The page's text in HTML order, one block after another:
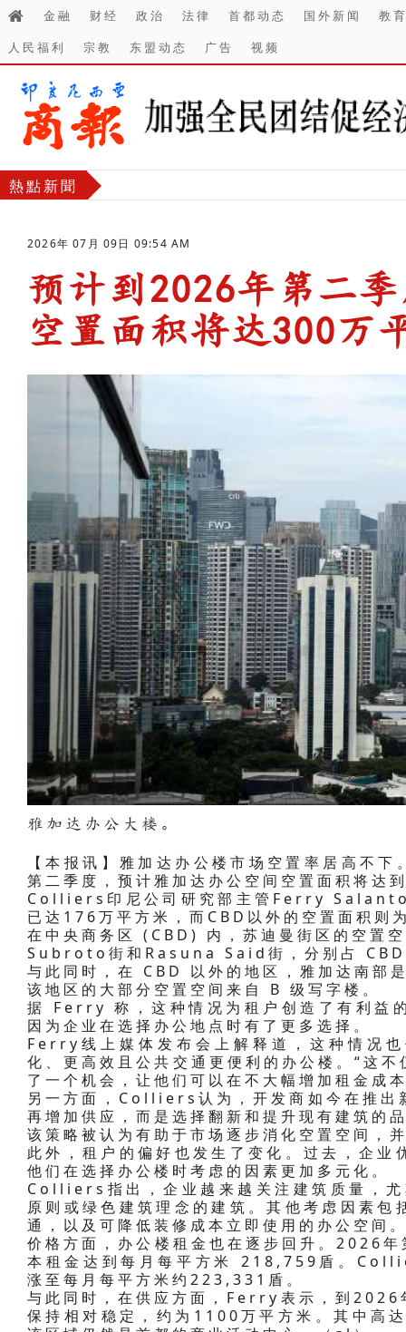
金融 财经 政治 法律 首都动态 国外新闻
教
人民福利
宗教 东盟动态 广告 视频
熱點新聞
2026年 07月 09日 09:54 AM
预计到2026年第二
空置面积将达300万
雅加达办公大楼。
【本报讯】雅加达办公楼市场空置率居高
第二季度，预计雅加达办公空间空置面积将达
Colliers印尼公司研究部主管Ferry Salanto
已达176万平方米，而CBD以外的空置面积则
在中央商务区 (CBD) 内，苏迪曼街区的空置
Subroto街和Rasuna Said街，分别占
与此同时，在 CBD 以外的地区，雅加达南部
该地区的大部分空置空间来自 B 级写字楼。
据 Ferry 称，这种情况为租户创造了有利益
因为企业在选择办公地点时有了更多选择。
Ferry线上媒体发布会上解释道，这种情况
化、更高效且公共交通更便利的办公楼。“这
了一个机会，让他们可以在不大幅增加租金成
另一方面，Colliers认为，开发商如今在推出
再增加供应，而是选择翻新和提升现有建筑的
该策略被认为有助于市场逐步消化空置空间，
此外，租户的偏好也发生了变化。过去，企
他们在选择办公楼时考虑的因素更加多元化。
Colliers指出，企业越来越关注建筑质量，
原则或绿色建筑理念的建筑。其他考虑因素
通，以及可降低装修成本立即使用的办公空间
价格方面，办公楼租金也在逐步回升。2026
本租金达到每月每平方米 218,759盾。
涨至每月每平方米约223,331盾。
与此同时，在供应方面，Ferry表示，到2026
保持相对稳定，约为1100万平方米。其中高